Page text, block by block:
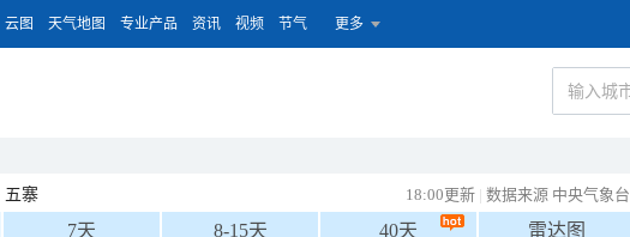
云图 天气地图 专业产品 资讯 视频 节气 更多
五寨 18:00更新 | 数据来源 中央气象台
7天 8-15天 40天 雷达图